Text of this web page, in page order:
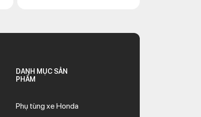
DANH MỤC SẢN
PHẨM
Phụ tùng xe Honda